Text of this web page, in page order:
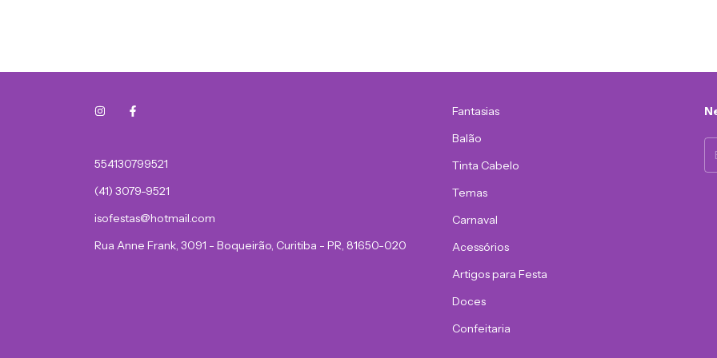
554130799521
(41) 3079-9521
isofestas@hotmail.com
Rua Anne Frank, 3091 - Boqueirão, Curitiba - PR, 81650-020
Fantasias
Balão
Tinta Cabelo
Temas
Carnaval
Acessórios
Artigos para Festa
Doces
Confeitaria